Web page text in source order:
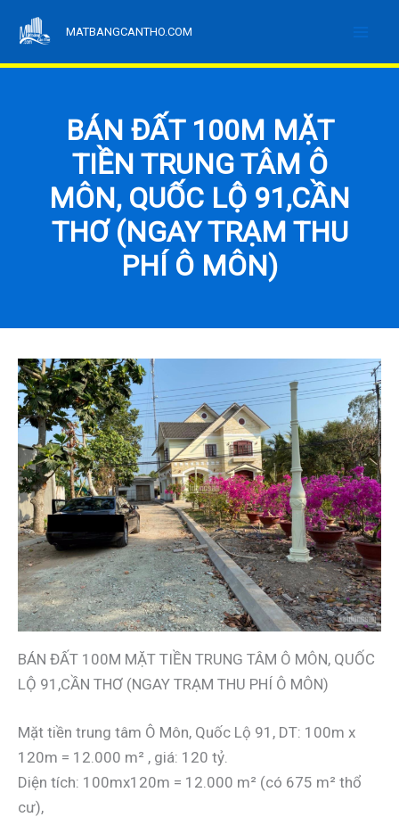
nội
MATBANGCANTHO.COM
BÁN ĐẤT 100M MẶT
TIỀN TRUNG TÂM Ô
MÔN, QUỐC LỘ 91,CẦN
THƠ (NGAY TRẠM THU
PHÍ Ô MÔN)
BÁN ĐẤT 100M MẶT TIỀN TRUNG TÂM Ô MÔN, QUỐC
LỘ 91,CẦN THƠ (NGAY TRẠM THU PHÍ Ô MÔN)
Mặt tiền trung tâm Ô Môn, Quốc Lộ 91, DT: 100m x
120m = 12.000 m² , giá: 120 tỷ.
Diện tích: 100mx120m = 12.000 m² (có 675 m² thổ
cư),